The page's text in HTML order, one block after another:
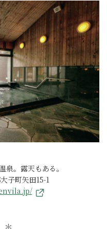
泉。露天もある。
子町矢田15-1